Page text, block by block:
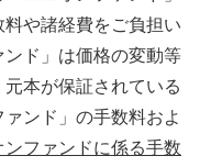
や諸経費をご負担い
ド」は価格の変動等
本が保証されている
ンド」の手数料およ
ンファンドに係る手数